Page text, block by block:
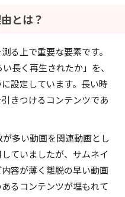
とは？
る上で重要な要素です。
長く再生されたか」を、
設定しています。長い時
きつけるコンテンツであ
多い動画を関連動画とし
ていましたが、サムネイ
容が薄く離脱の早い動画
るコンテンツが埋もれて